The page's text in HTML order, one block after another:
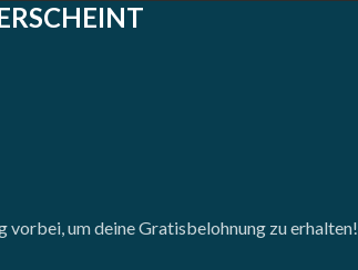
vorbei, um deine Gratisbelohnung zu erhalten!